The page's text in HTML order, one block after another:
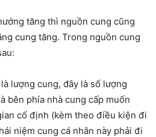
tăng thì nguồn cung cũng
cung tăng. Trong nguồn cung
lượng cung, đây là số lượng
bên phía nhà cung cấp muốn
cố định (kèm theo điều kiện đi
niệm cung cá nhân này phải đi